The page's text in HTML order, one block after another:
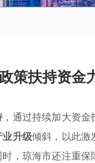
策扶持资金
，通过持续加大资
升级倾斜，以此激
，琼海市还注重